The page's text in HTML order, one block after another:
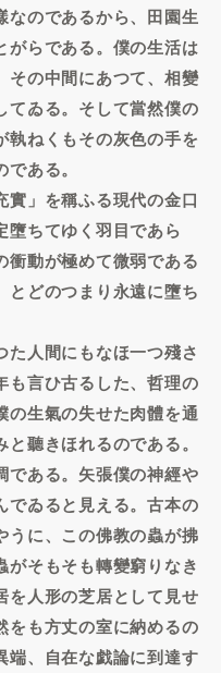
なのであるから、田園生
がらである。僕の生活は
その中間にあつて、相變
てゐる。そして當然僕の
執ねくもその灰色の手を
ある。
」を稱ふる現代の金口
墮ちてゆく羽目であら
衝動が極めて微弱である
とどのつまり永遠に墮ち
人間にもなほ一つ殘さ
も言ひ古るした、哲理の
生氣の失せた肉體を通
聽きほれるのである。
である。矢張僕の神經や
でゐると見える。古本の
うに、この佛教の蟲が拂
がそもそも轉變窮りなき
を人形の芝居として見せ
をも方丈の室に納めるの
端、自在な戯論に到達す